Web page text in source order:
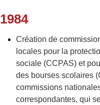
1984
Création de
locales pour la
sociale (CCPAS) et
des bourses scolaires
commissions
correspondantes, qui